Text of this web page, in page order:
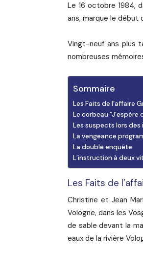
Le 16 octobre 1984,
ans, marque le début
Vingt-neuf ans plus
nombreuses
Sommaire
Les Faits de l’affaire
Le corbeau
Les suspects lors
La vengeance
La double enquête
L’instruction à deux
Les Faits de
Christine et Jean
Vologne, dans les
de sable devant la
eaux de la rivière